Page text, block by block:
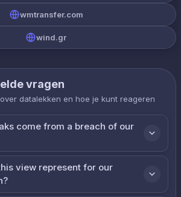
wmtransfer.com
wind.gr
vragen
datalekken en hoe je kunt reageren
come from a breach of our
view represent for our